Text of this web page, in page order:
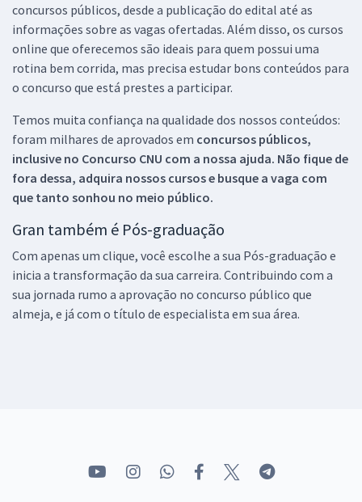
concursos públicos, desde a publicação do edital até as
informações sobre as vagas ofertadas. Além disso, os cursos
online que oferecemos são ideais para quem possui uma
rotina bem corrida, mas precisa estudar bons conteúdos para
o concurso que está prestes a participar.
Temos muita confiança na qualidade dos nossos conteúdos:
foram milhares de aprovados em concursos públicos,
inclusive no Concurso CNU com a nossa ajuda. Não fique de
fora dessa, adquira nossos cursos e busque a vaga com
que tanto sonhou no meio público.
Gran também é Pós-graduação
Com apenas um clique, você escolhe a sua Pós-graduação e
inicia a transformação da sua carreira. Contribuindo com a
sua jornada rumo a aprovação no concurso público que
almeja, e já com o título de especialista em sua área.